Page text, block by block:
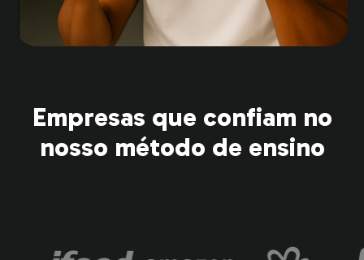
Empresas que confiam no
nosso método de ensino